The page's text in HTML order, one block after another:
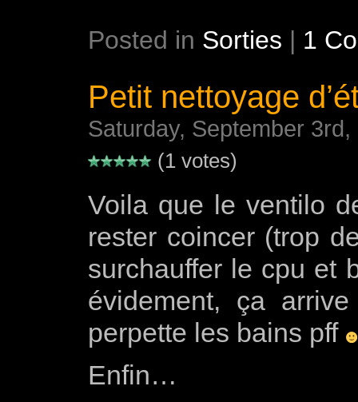
Posted in Sorties | 1
Petit nettoyage
Saturday, September 3rd,
(1 votes)
Voila que le ventilo
rester coincer (trop
surchauffer le cpu et
évidement, ça
perpette les bains pff
Enfin…